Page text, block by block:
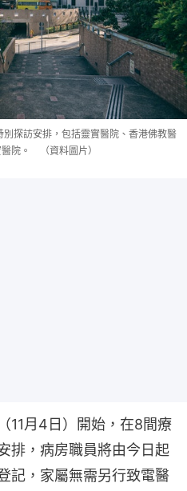
探訪安排，包括靈實醫院、香港佛教醫
院。 （資料圖片）
11月4日）開始，在8間療
排，病房職員將由今日起
記，家屬無需另行致電醫